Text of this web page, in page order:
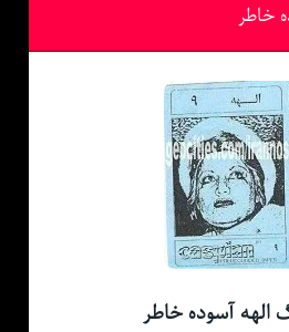
خاطر
الهه آسوده خاطر